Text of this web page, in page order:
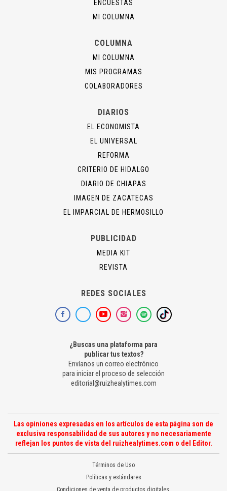
ENCUESTAS
MI COLUMNA
COLUMNA
MI COLUMNA
MIS PROGRAMAS
COLABORADORES
DIARIOS
EL ECONOMISTA
EL UNIVERSAL
REFORMA
CRITERIO DE HIDALGO
DIARIO DE CHIAPAS
IMAGEN DE ZACATECAS
EL IMPARCIAL DE HERMOSILLO
PUBLICIDAD
MEDIA KIT
REVISTA
REDES SOCIALES
¿Buscas una plataforma para
publicar tus textos?
Envíanos un correo electrónico
para iniciar el proceso de selección
editorial@ruizhealytimes.com
Las opiniones expresadas en los artículos de esta página son de
exclusiva responsabilidad de sus autores y no necesariamente
reflejan los puntos de vista del ruizhealytimes.com o del Editor.
Términos de Uso
Políticas y estándares
Condiciones de venta de productos digitales